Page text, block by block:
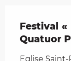
Festival «
Quatuor
Eglise Saint-